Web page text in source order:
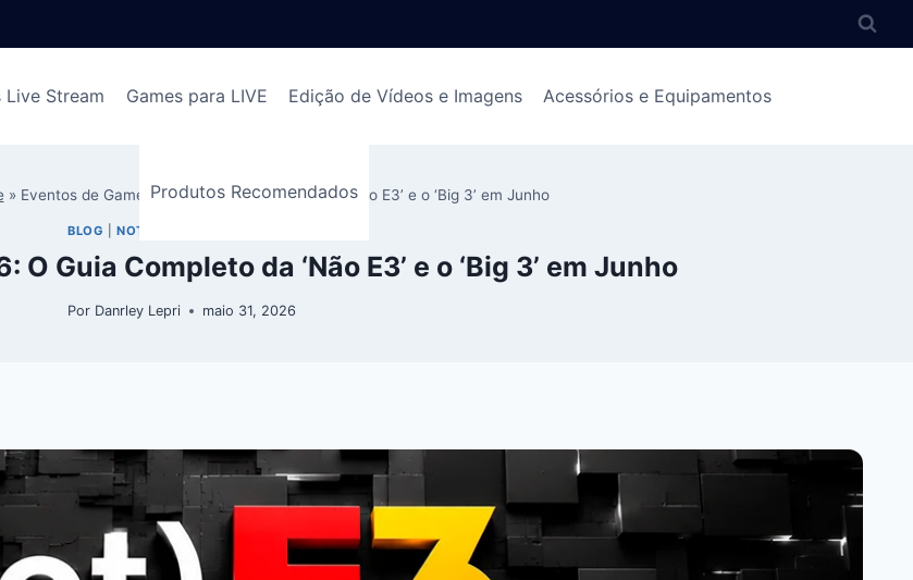
Live Stream Games para LIVE Edição de Vídeos e Imagens Acessórios e Equipamentos
Produtos Recomendados
» Eventos de Games 2026: O Guia Completo da ‘Não E3’ e o ‘Big 3’ em Junho
BLOG |NOTÍCIAS E LANÇAMENTOS
Guia Completo da ‘Não E3’ e o ‘Big 3’ em Junho
Por Danrley Lepri maio 31, 2026